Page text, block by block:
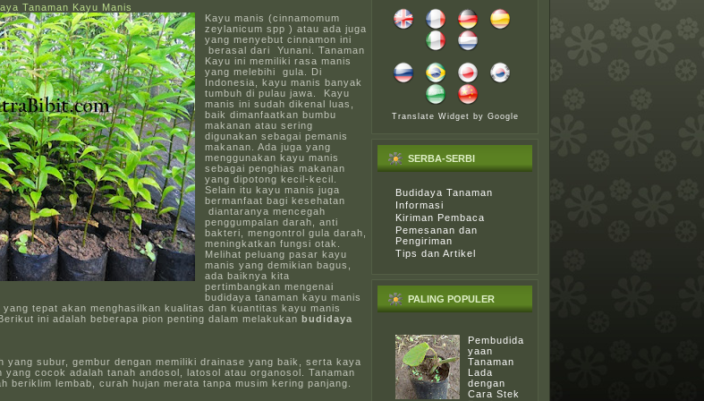
Tanaman Kayu Manis
Kayu manis (cinnamomum
zeylanicum spp ) atau ada juga
yang menyebut cinnamon ini
berasal dari Yunani. Tanaman
Kayu ini memiliki rasa manis
yang melebihi gula. Di
Indonesia, kayu manis banyak
tumbuh di pulau jawa. Kayu
manis ini sudah dikenal luas,
baik dimanfaatkan bumbu
makanan atau sering
digunakan sebagai pemanis
makanan. Ada juga yang
menggunakan kayu manis
sebagai penghias makanan
yang dipotong kecil-kecil.
Selain itu kayu manis juga
bermanfaat bagi kesehatan
diantaranya mencegah
penggumpalan darah, anti
bakteri, mengontrol gula darah,
meningkatkan fungsi otak.
Melihat peluang pasar kayu
manis yang demikian bagus,
ada baiknya kita
pertimbangkan mengenai
budidaya tanaman kayu manis
tepat akan menghasilkan kualitas dan kuantitas kayu manis
ini adalah beberapa pion penting dalam melakukan budidaya
yang subur, gembur dengan memiliki drainase yang baik, serta kaya
cocok adalah tanah andosol, latosol atau organosol. Tanaman
beriklim lembab, curah hujan merata tanpa musim kering panjang.
Translate Widget by Google
SERBA-SERBI
Budidaya Tanaman
Informasi
Kiriman Pembaca
Pemesanan dan
Pengiriman
Tips dan Artikel
PALING POPULER
Pembudida
yaan
Tanaman
Lada
dengan
Cara Stek